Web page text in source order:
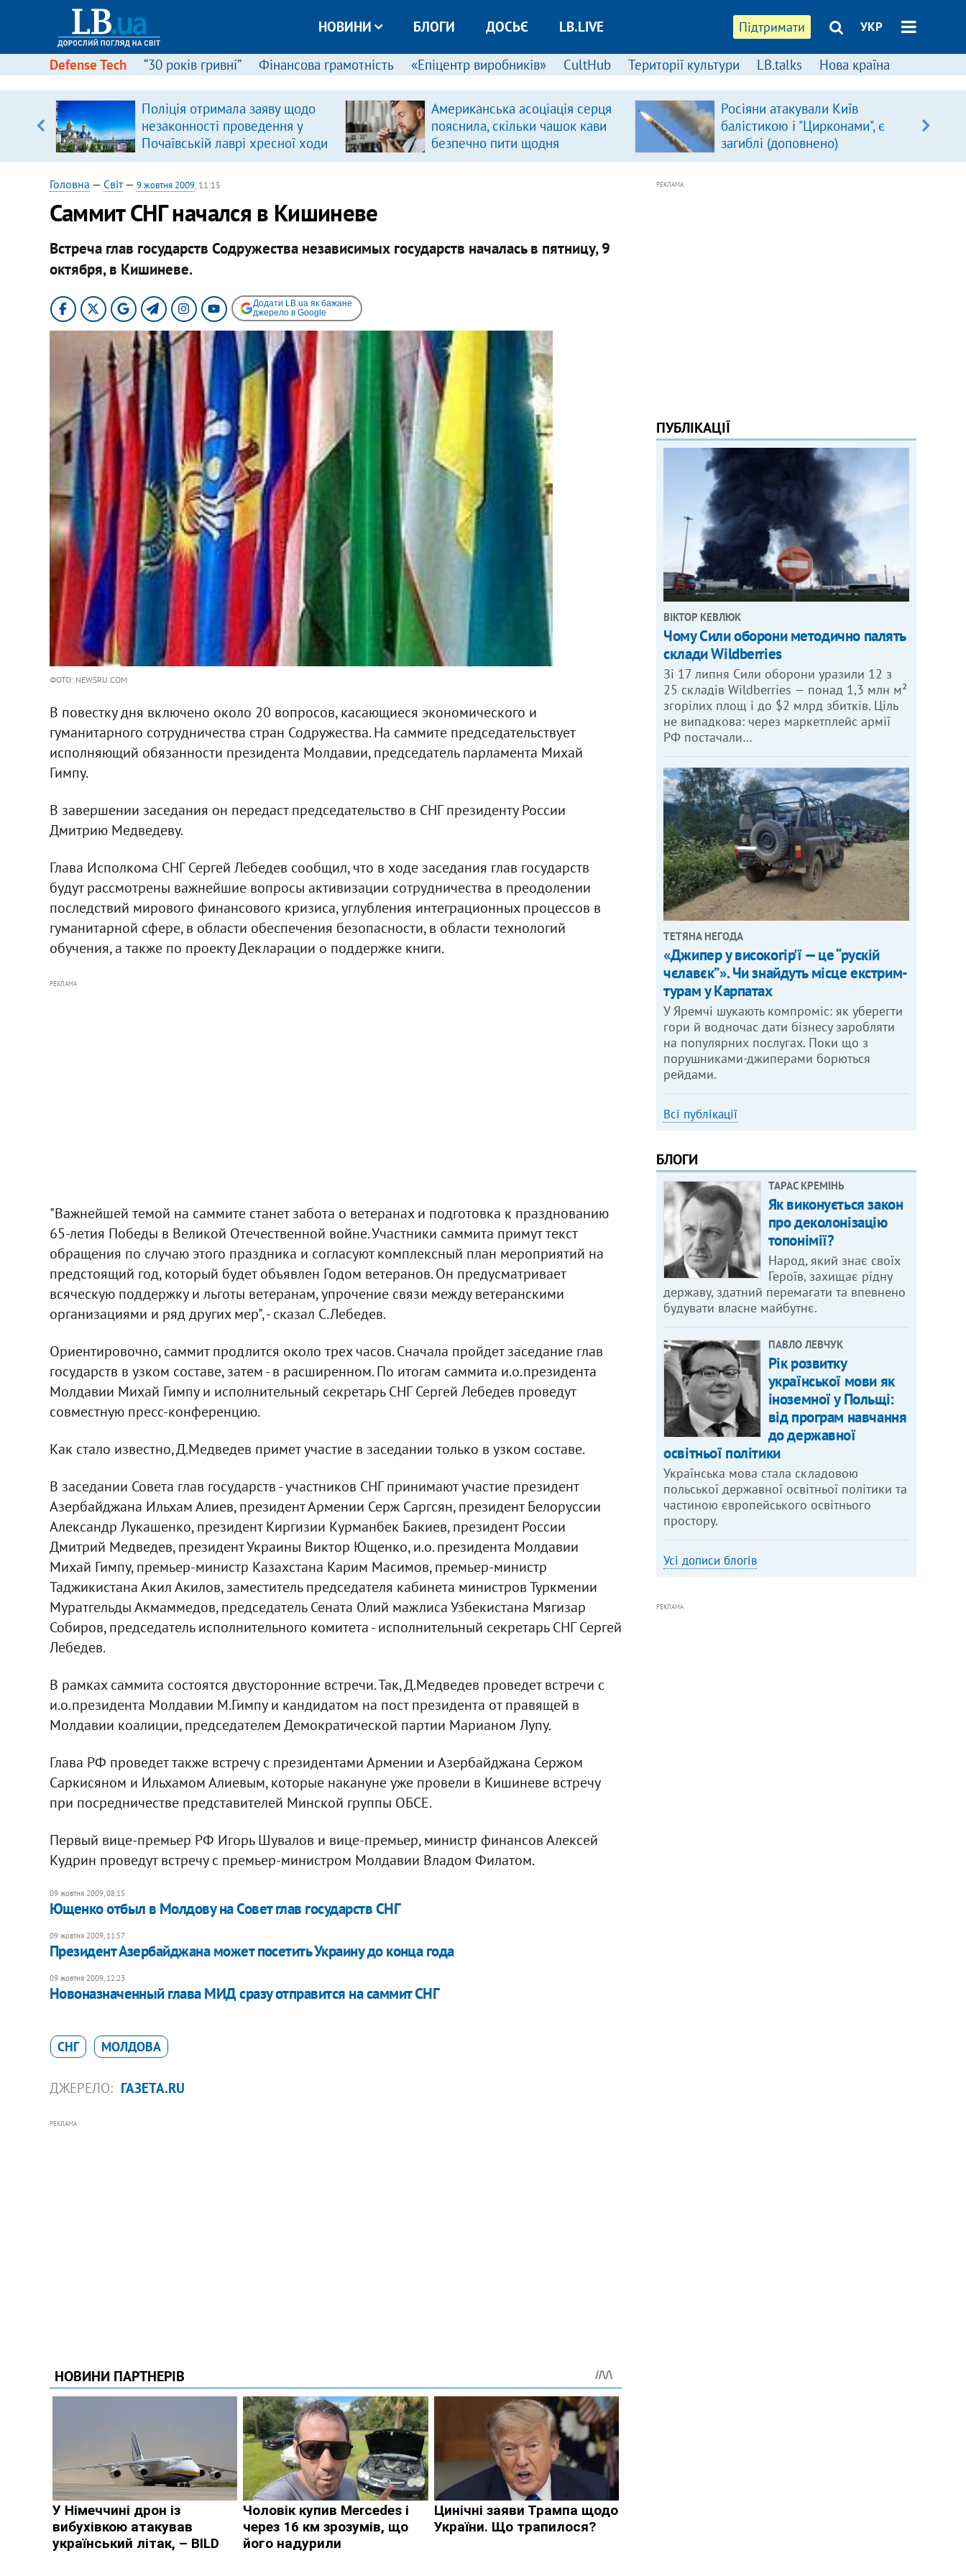
Підтримати УКР
НОВИНИ БЛОГИ ДОСЬЄ LB.LIVE
Defense Tech “30 років гривні” Фінансова грамотність «Епіцентр виробників» CultHub Території культури LB.talks Нова країна
Поліція отримала заяву щодо
незаконності проведення у
Почаївській лаврі хресної ходи
Американська асоціація серця
пояснила, скільки чашок кави
безпечно пити щодня
Росіяни атакували Київ
балістикою і "Цирконами", є
загиблі (доповнено)
Головна — Світ— 9 жовтня 2009, 11:15
Саммит СНГ начался в Кишиневе
Встреча глав государств Содружества независимых государств началась в пятницу, 9
октября, в Кишиневе.
Додати LB.ua як бажане
джерело в Google
ФОТО: NEWSRU.COM
В повестку дня включено около 20 вопросов, касающиеся экономического и
гуманитарного сотрудничества стран Содружества. На саммите председательствует
исполняющий обязанности президента Молдавии, председатель парламента Михай
Гимпу.
В завершении заседания он передаст председательство в СНГ президенту России
Дмитрию Медведеву.
Глава Исполкома СНГ Сергей Лебедев сообщил, что в ходе заседания глав государств
будут рассмотрены важнейшие вопросы активизации сотрудничества в преодолении
последствий мирового финансового кризиса, углубления интеграционных процессов в
гуманитарной сфере, в области обеспечения безопасности, в области технологий
обучения, а также по проекту Декларации о поддержке книги.
РЕКЛАМА
"Важнейшей темой на саммите станет забота о ветеранах и подготовка к празднованию
65-летия Победы в Великой Отечественной войне. Участники саммита примут текст
обращения по случаю этого праздника и согласуют комплексный план мероприятий на
предстоящий год, который будет объявлен Годом ветеранов. Он предусматривает
всяческую поддержку и льготы ветеранам, упрочение связи между ветеранскими
организациями и ряд других мер", - сказал С.Лебедев.
Ориентировочно, саммит продлится около трех часов. Сначала пройдет заседание глав
государств в узком составе, затем - в расширенном. По итогам саммита и.о.президента
Молдавии Михай Гимпу и исполнительный секретарь СНГ Сергей Лебедев проведут
совместную пресс-конференцию.
Как стало известно, Д.Медведев примет участие в заседании только в узком составе.
В заседании Совета глав государств - участников СНГ принимают участие президент
Азербайджана Ильхам Алиев, президент Армении Серж Саргсян, президент Белоруссии
Александр Лукашенко, президент Киргизии Курманбек Бакиев, президент России
Дмитрий Медведев, президент Украины Виктор Ющенко, и.о. президента Молдавии
Михай Гимпу, премьер-министр Казахстана Карим Масимов, премьер-министр
Таджикистана Акил Акилов, заместитель председателя кабинета министров Туркмении
Муратгельды Акмаммедов, председатель Сената Олий мажлиса Узбекистана Мягизар
Собиров, председатель исполнительного комитета - исполнительный секретарь СНГ Сергей
Лебедев.
В рамках саммита состоятся двусторонние встречи. Так, Д.Медведев проведет встречи с
и.о.президента Молдавии М.Гимпу и кандидатом на пост президента от правящей в
Молдавии коалиции, председателем Демократической партии Марианом Лупу.
Глава РФ проведет также встречу с президентами Армении и Азербайджана Сержом
Саркисяном и Ильхамом Алиевым, которые накануне уже провели в Кишиневе встречу
при посредничестве представителей Минской группы ОБСЕ.
Первый вице-премьер РФ Игорь Шувалов и вице-премьер, министр финансов Алексей
Кудрин проведут встречу с премьер-министром Молдавии Владом Филатом.
09 жовтня 2009, 08:15
Ющенко отбыл в Молдову на Совет глав государств СНГ
09 жовтня 2009, 11:57
Президент Азербайджана может посетить Украину до конца года
09 жовтня 2009, 12:23
Новоназначенный глава МИД сразу отправится на саммит СНГ
СНГ МОЛДОВА
ДЖЕРЕЛО: ГАЗЕТА.RU
РЕКЛАМА
РЕКЛАМА
ПУБЛІКАЦІЇ
ВІКТОР КЕВЛЮК
Чому Сили оборони методично палять
склади Wildberries
Зі 17 липня Сили оборони уразили 12 з
25 складів Wildberries — понад 1,3 млн м²
згорілих площ і до $2 млрд збитків. Ціль
не випадкова: через маркетплейс армії
РФ постачали…
ТЕТЯНА НЕГОДА
«Джипер у високогір'ї — це “рускій
чєлавєк”». Чи знайдуть місце екстрим-
турам у Карпатах
У Яремчі шукають компроміс: як уберегти
гори й водночас дати бізнесу заробляти
на популярних послугах. Поки що з
порушниками-джиперами борються
рейдами.
Всі публікації
БЛОГИ
ТАРАС КРЕМІНЬ
Як виконується закон
про деколонізацію
топонімії?
Народ, який знає своїх
Героїв, захищає рідну
державу, здатний перемагати та впевнено
будувати власне майбутнє.
ПАВЛО ЛЕВЧУК
Рік розвитку
української мови як
іноземної у Польщі:
від програм навчання
до державної
освітньої політики
Українська мова стала складовою
польської державної освітньої політики та
частиною європейського освітнього
простору.
Усі дописи блогів
РЕКЛАМА